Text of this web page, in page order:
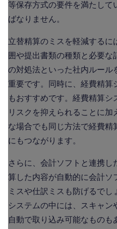
等保存方式の要件を満たし
ばなりません。
立替精算のミスを軽減するに
囲や提出書類の種類と必要
の対処法といった社内ルール
重要です。同時に、経費精算
もおすすめです。経費精算
リスクを抑えられることに加
な場合でも同じ方法で経費精
にもつながります。
さらに、会計ソフトと連携
算した内容が自動的に会計ソ
ミスや仕訳ミスも防げるで
システムの中には、スキャン
自動で取り込み可能なもの